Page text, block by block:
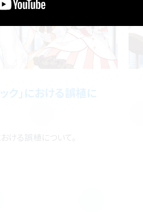
ク」における誤植に
ける誤植について。